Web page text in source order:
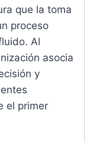
que la toma
proceso
Al
asocia
y
el primer